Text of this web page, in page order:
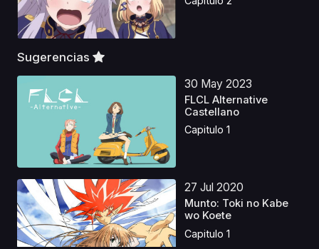
Sugerencias
30 May 2023
FLCL Alternative
Castellano
Capitulo 1
27 Jul 2020
Munto: Toki no Kabe
wo Koete
Capitulo 1